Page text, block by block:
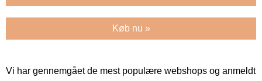
Køb nu »
Vi har gennemgået de mest populære webshops og anmeldt